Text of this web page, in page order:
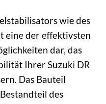
wie des
eine der effektivsten
dar, das
Ihrer Suzuki DR
Das Bauteil
des